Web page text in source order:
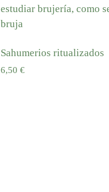
Sahumerios ritualizados
6,50€